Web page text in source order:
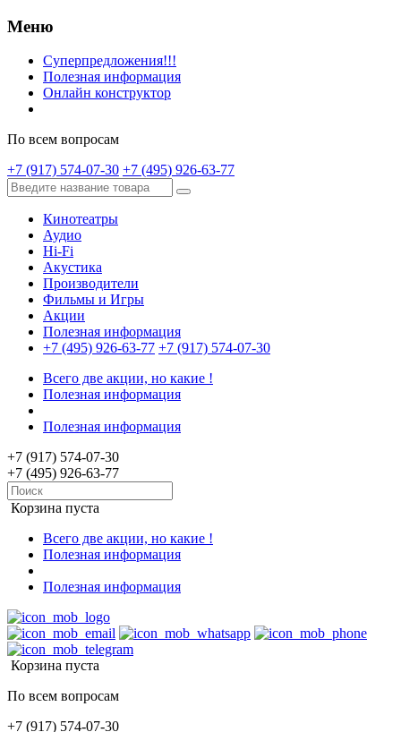
Меню
Суперпредложения!!!
Полезная информация
Онлайн конструктор
По всем вопросам
+7 (917) 574-07-30 +7 (495) 926-63-77
Кинотеатры
Аудио
Hi-Fi
Акустика
Производители
Фильмы и Игры
Акции
Полезная информация
+7 (495) 926-63-77 +7 (917) 574-07-30
Всего две акции, но какие !
Полезная информация
Полезная информация
+7 (917) 574-07-30
+7 (495) 926-63-77
Корзина пуста
Всего две акции, но какие !
Полезная информация
Полезная информация
Корзина пуста
По всем вопросам
+7 (917) 574-07-30